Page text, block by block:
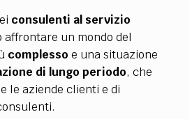
consulenti al servizio
affrontare un mondo del
complesso e una situazione
di lungo periodo, che
le aziende clienti e di